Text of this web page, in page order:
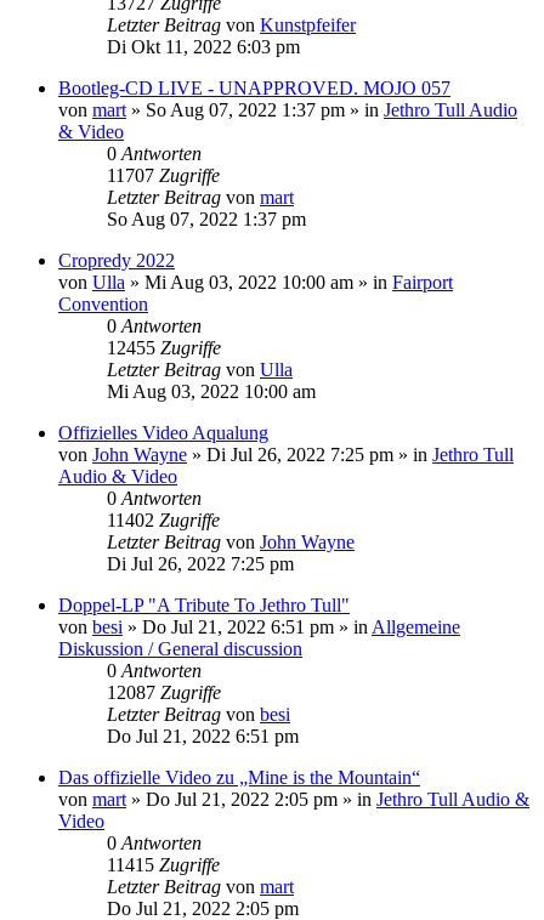
Letzter Beitrag von Kunstpfeifer
Di Okt 11, 2022 6:03 pm
Bootleg-CD LIVE - UNAPPROVED. MOJO 057
von mart » So Aug 07, 2022 1:37 pm » in Jethro Tull Audio
& Video
0 Antworten
11707 Zugriffe
Letzter Beitrag von mart
So Aug 07, 2022 1:37 pm
Cropredy 2022
von Ulla » Mi Aug 03, 2022 10:00 am » in Fairport
Convention
0 Antworten
12455 Zugriffe
Letzter Beitrag von Ulla
Mi Aug 03, 2022 10:00 am
Offizielles Video Aqualung
von John Wayne » Di Jul 26, 2022 7:25 pm » in Jethro Tull
Audio & Video
0 Antworten
11402 Zugriffe
Letzter Beitrag von John Wayne
Di Jul 26, 2022 7:25 pm
Doppel-LP "A Tribute To Jethro Tull"
von besi » Do Jul 21, 2022 6:51 pm » in Allgemeine
Diskussion / General discussion
0 Antworten
12087 Zugriffe
Letzter Beitrag von besi
Do Jul 21, 2022 6:51 pm
Das offizielle Video zu „Mine is the Mountain“
von mart » Do Jul 21, 2022 2:05 pm » in Jethro Tull Audio &
Video
0 Antworten
11415 Zugriffe
Letzter Beitrag von mart
Do Jul 21, 2022 2:05 pm